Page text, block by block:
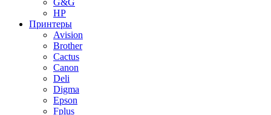
G&G
HP
Принтеры
Avision
Brother
Cactus
Canon
Deli
Digma
Epson
Fplus